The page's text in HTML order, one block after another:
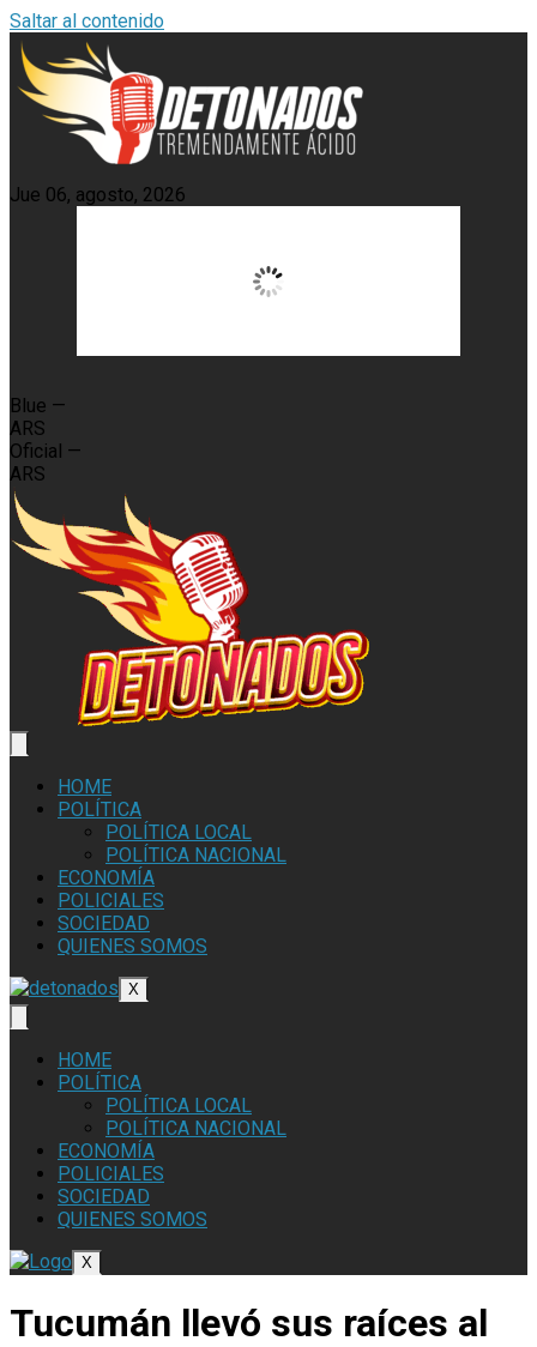
Saltar al contenido
Jue 06, agosto, 2026
Blue —
ARS
Oficial —
ARS
HOME
POLÍTICA
POLÍTICA LOCAL
POLÍTICA NACIONAL
ECONOMÍA
POLICIALES
SOCIEDAD
QUIENES SOMOS
X
HOME
POLÍTICA
POLÍTICA LOCAL
POLÍTICA NACIONAL
ECONOMÍA
POLICIALES
SOCIEDAD
QUIENES SOMOS
X
Tucumán llevó sus raíces al